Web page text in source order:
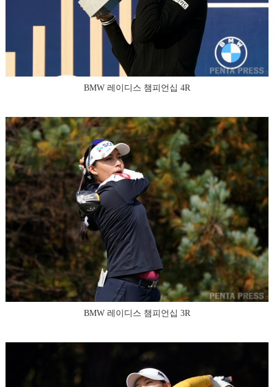
BMW 레이디스 챔피언십 4R
BMW 레이디스 챔피언십 3R